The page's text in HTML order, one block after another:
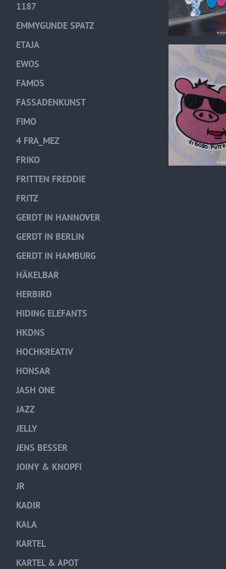
1187
EMMYGUNDE SPATZ
ETAJA
EWOS
FAMOS
FASSADENKUNST
FIMO
4 FRA_MEZ
FRIKO
FRITTEN FREDDIE
FRITZ
GERDT IN HANNOVER
GERDT IN BERLIN
GERDT IN HAMBURG
HÄKELBAR
HERBIRD
HIDING ELEFANTS
HKDNS
HOCHKREATIV
HONSAR
JASH ONE
JAZZ
JELLY
JENS BESSER
JOINY & KNOPFI
JR
KADIR
KALA
KARTEL
KARTEL & APOT